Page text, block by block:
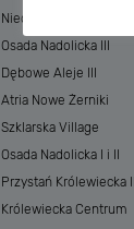
Niedziałkowskiego Park
Osada Nadolicka III
Dębowe Aleje III
Atria Nowe Żerniki
Szklarska Village
Osada Nadolicka I i II
Przystań Królewiecka III
Królewiecka Centrum